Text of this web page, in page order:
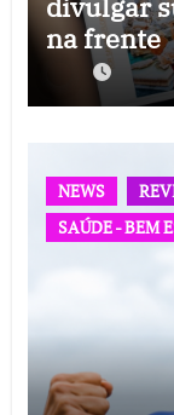
na frente
NEWS
SAÚDE - BEM